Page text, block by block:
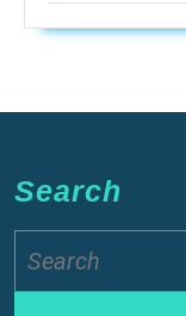
Search
for: